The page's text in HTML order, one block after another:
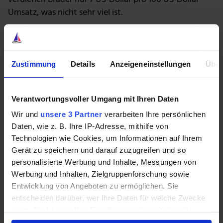
Zustimmung Details Anzeigeneinstellungen
Verantwortungsvoller Umgang mit Ihren Daten
Wir und unsere 3 Partner verarbeiten Ihre persönlichen
Daten, wie z. B. Ihre IP-Adresse, mithilfe von
Technologien wie Cookies, um Informationen auf Ihrem
Gerät zu speichern und darauf zuzugreifen und so
personalisierte Werbung und Inhalte, Messungen von
Werbung und Inhalten, Zielgruppenforschung sowie
Entwicklung von Angeboten zu ermöglichen. Sie
entscheiden darüber, wer Ihre Daten für welche Zwecke
Umsatz, was nicht sehr viel ist.
Deshalb sind Skaleneffekte wichtig. Das könnte auch
erklären, warum sich die Brauindustrie konsolidiert
hat. Das hilft, Kosten zu senken und schützt die
Im Jahr 2004 kontrollierten die 10 größten Brauereien
der Branche 51 % des Marktes. Bis 2014 wurde die
Hälfte des Marktes von vier Brauereien kontrolliert.
Heute wird dieser Marktanteil von nur drei
Unternehmen dominiert, nachdemAB InBevim Jahr
2016 mitSABMillerfusionierte.
Es gibt noch etwas anderes zu beachten, nämlich, dass
Brauereien sehr stark verschuldet sein können. Ihre